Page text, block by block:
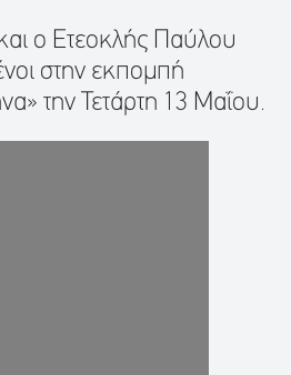
ο Ετεοκλής Παύλου
στην εκπομπή
την Τετάρτη 13 Μαΐου.